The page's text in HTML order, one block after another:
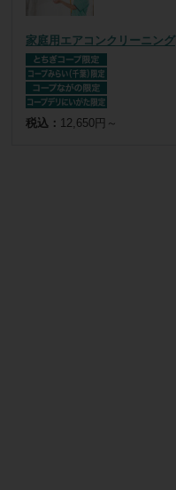
家庭用エアコンクリーニング
税込： 12,650円～